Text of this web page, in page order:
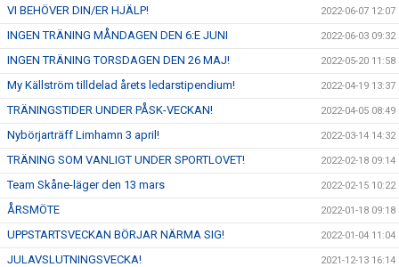
VI BEHÖVER DIN/ER HJÄLP! 2022-06-07 12:07
INGEN TRÄNING MÅNDAGEN DEN 6:E JUNI 2022-06-03 09:32
INGEN TRÄNING TORSDAGEN DEN 26 MAJ! 2022-05-20 11:58
My Källström tilldelad årets ledarstipendium! 2022-04-19 13:37
TRÄNINGSTIDER UNDER PÅSK-VECKAN! 2022-04-05 08:49
Nybörjarträff Limhamn 3 april! 2022-03-14 14:32
TRÄNING SOM VANLIGT UNDER SPORTLOVET! 2022-02-18 09:14
Team Skåne-läger den 13 mars 2022-02-15 10:22
ÅRSMÖTE 2022-01-18 09:18
UPPSTARTSVECKAN BÖRJAR NÄRMA SIG! 2022-01-04 11:04
JULAVSLUTNINGSVECKA! 2021-12-13 16:14